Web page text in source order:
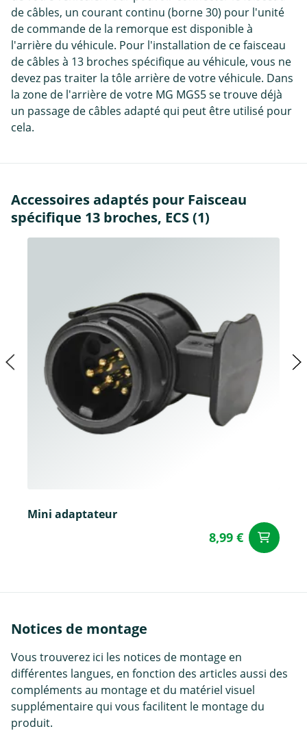
de câbles, un courant continu (borne 30) pour l'unité
de commande de la remorque est disponible à
l'arrière du véhicule. Pour l'installation de ce faisceau
de câbles à 13 broches spécifique au véhicule, vous ne
devez pas traiter la tôle arrière de votre véhicule. Dans
la zone de l'arrière de votre MG MGS5 se trouve déjà
un passage de câbles adapté qui peut être utilisé pour
cela.
Accessoires adaptés pour Faisceau
spécifique 13 broches, ECS (1)
Mini adaptateur
8,99 €
Notices de montage
Vous trouverez ici les notices de montage en
différentes langues, en fonction des articles aussi des
compléments au montage et du matériel visuel
supplémentaire qui vous facilitent le montage du
produit.